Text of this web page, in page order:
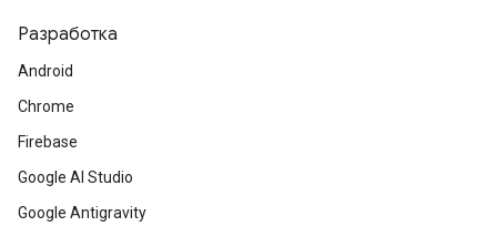
Разработка
Android
Chrome
Firebase
Google AI Studio
Google Antigravity